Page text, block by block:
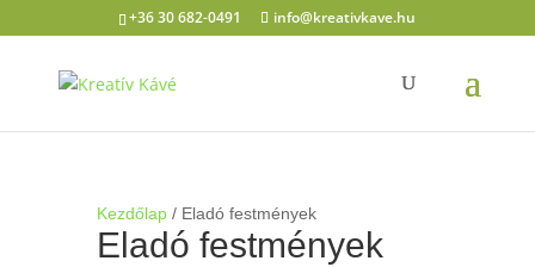
+36 30 682-0491 info@kreativkave.hu
Kezdőlap/ Eladó festmények
Eladó festmények